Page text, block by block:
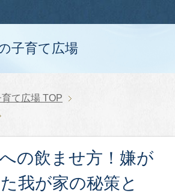
子育て広場
て広場 TOP
の飲ませ方！嫌が
我が家の秘策と